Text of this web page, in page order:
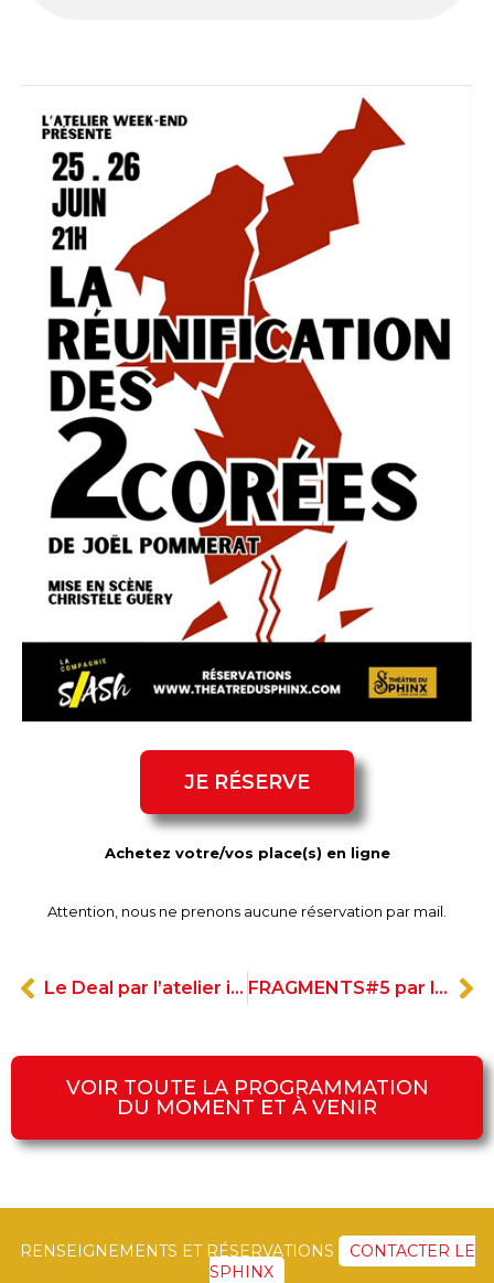
JE RÉSERVE
Achetez votre/vos place(s) en ligne
Attention, nous ne prenons aucune réservation par mail.
Le Deal par l’atelier interprétation du mercredi FRAGMENTS#5 par l’atelier interprétation du jeudi
VOIR TOUTE LA PROGRAMMATION
DU MOMENT ET À VENIR
RENSEIGNEMENTS ET RÉSERVATIONS
CONTACTER LE
SPHINX